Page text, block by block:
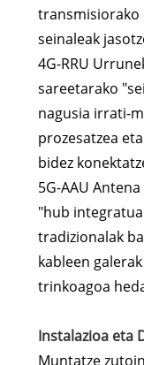
transmisiorako
seinaleak
4G-RRU
sareetarako
nagusia irrati-
prozesatzea
bidez
5G-AAU
"hub
tradizionalak
kableen
trinkoagoa
Instalazioa eta
Muntatze